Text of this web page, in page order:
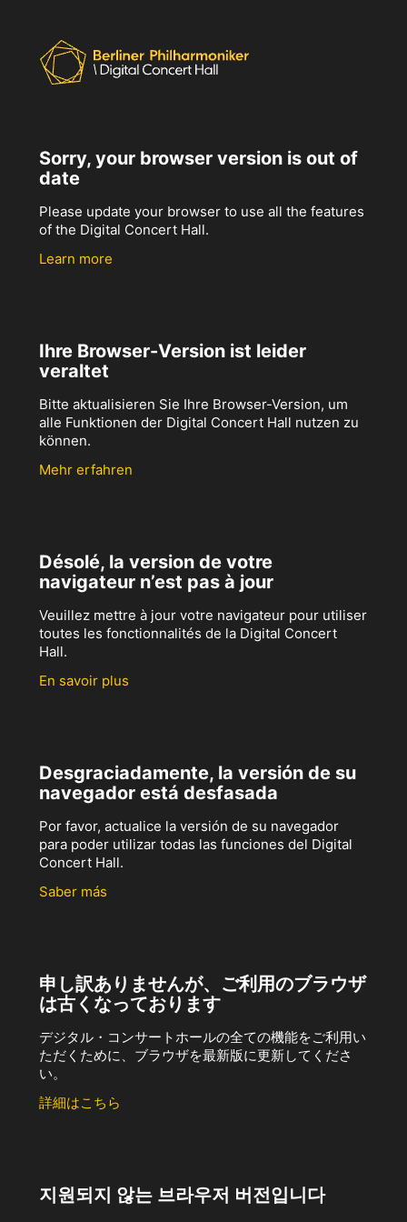
Sorry, your browser version is out of
date
Please update your browser to use all the features
of the Digital Concert Hall.
Learn more
Ihre Browser-Version ist leider
veraltet
Bitte aktualisieren Sie Ihre Browser-Version, um
alle Funktionen der Digital Concert Hall nutzen zu
können.
Mehr erfahren
Désolé, la version de votre
navigateur n’est pas à jour
Veuillez mettre à jour votre navigateur pour utiliser
toutes les fonctionnalités de la Digital Concert
Hall.
En savoir plus
Desgraciadamente, la versión de su
navegador está desfasada
Por favor, actualice la versión de su navegador
para poder utilizar todas las funciones del Digital
Concert Hall.
Saber más
申し訳ありませんが、ご利用のブラウザ
は古くなっております
デジタル・コンサートホールの全ての機能をご利用い
ただくために、ブラウザを最新版に更新してくださ
い。
詳細はこちら
지원되지 않는 브라우저 버전입니다